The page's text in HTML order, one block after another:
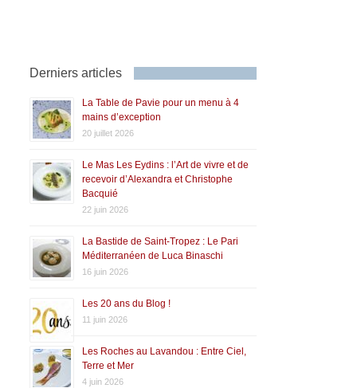
Derniers articles
La Table de Pavie pour un menu à 4
mains d’exception
20 juillet 2026
Le Mas Les Eydins : l’Art de vivre et de
recevoir d’Alexandra et Christophe
Bacquié
22 juin 2026
La Bastide de Saint-Tropez : Le Pari
Méditerranéen de Luca Binaschi
16 juin 2026
Les 20 ans du Blog !
11 juin 2026
Les Roches au Lavandou : Entre Ciel,
Terre et Mer
4 juin 2026